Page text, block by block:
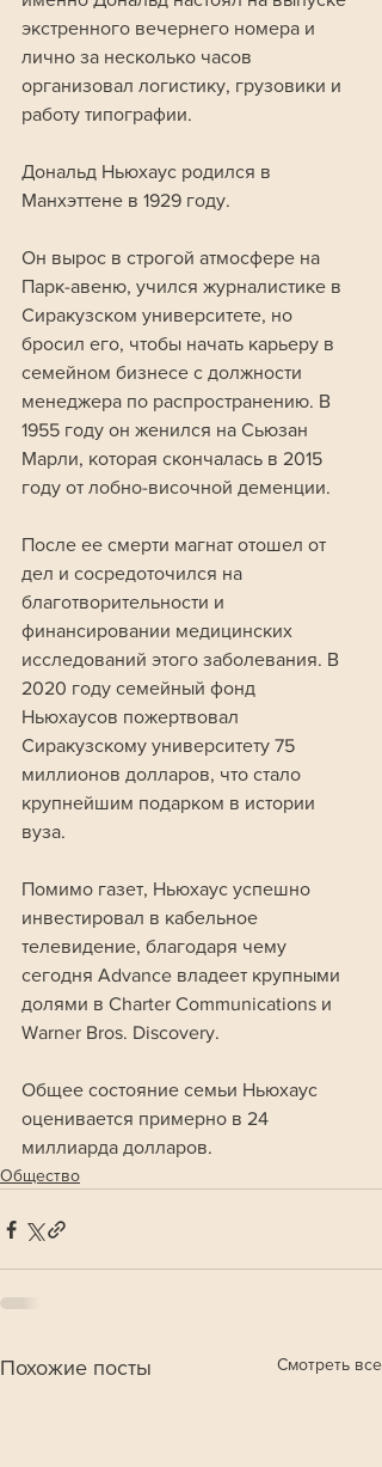
экстренного вечернего номера и
лично за несколько часов
организовал логистику, грузовики и
работу типографии.
Дональд Ньюхаус родился в
Манхэттене в 1929 году.
Он вырос в строгой атмосфере на
Парк-авеню, учился журналистике в
Сиракузском университете, но
бросил его, чтобы начать карьеру в
семейном бизнесе с должности
менеджера по распространению. В
1955 году он женился на Сьюзан
Марли, которая скончалась в 2015
году от лобно-височной деменции.
После ее смерти магнат отошел от
дел и сосредоточился на
благотворительности и
финансировании медицинских
исследований этого заболевания. В
2020 году семейный фонд
Ньюхаусов пожертвовал
Сиракузскому университету 75
миллионов долларов, что стало
крупнейшим подарком в истории
вуза.
Помимо газет, Ньюхаус успешно
инвестировал в кабельное
телевидение, благодаря чему
сегодня Advance владеет крупными
долями в Charter Communications и
Warner Bros. Discovery.
Общее состояние семьи Ньюхаус
оценивается примерно в 24
миллиарда долларов.
Общество
Похожие посты Смотреть все